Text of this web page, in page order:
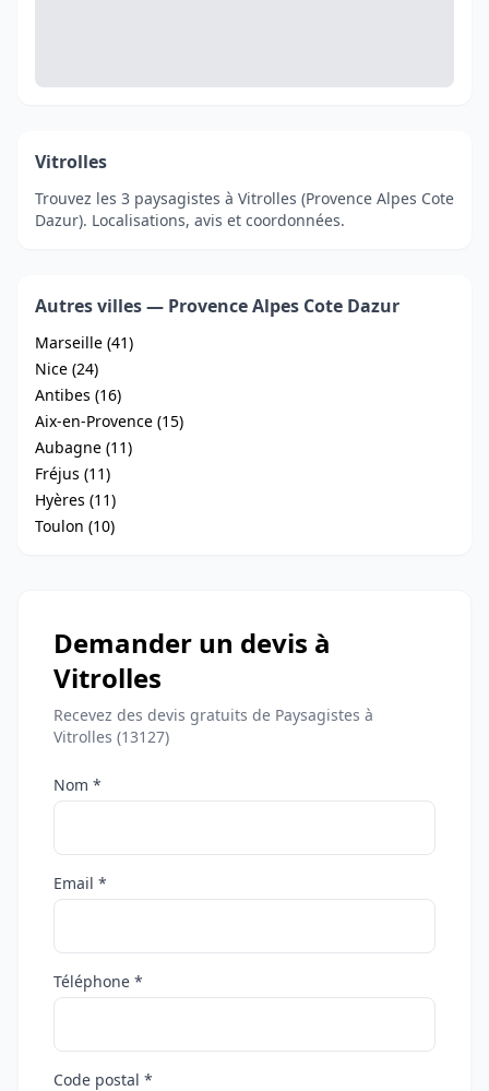
Vitrolles
Trouvez les 3 paysagistes à Vitrolles (Provence Alpes Cote
Dazur). Localisations, avis et coordonnées.
Autres villes — Provence Alpes Cote Dazur
Marseille (41)
Nice (24)
Antibes (16)
Aix-en-Provence (15)
Aubagne (11)
Fréjus (11)
Hyères (11)
Toulon (10)
Demander un devis à
Vitrolles
Recevez des devis gratuits de Paysagistes à
Vitrolles (13127)
Nom *
Email *
Téléphone *
Code postal *